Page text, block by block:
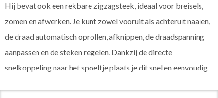
Hij bevat ook een rekbare zigzagsteek, ideaal voor breisels,
zomen en afwerken. Je kunt zowel vooruit als achteruit naaien,
de draad automatisch oprollen, afknippen, de draadspanning
aanpassen en de steken regelen. Dankzij de directe
snelkoppeling naar het spoeltje plaats je dit snel en eenvoudig.